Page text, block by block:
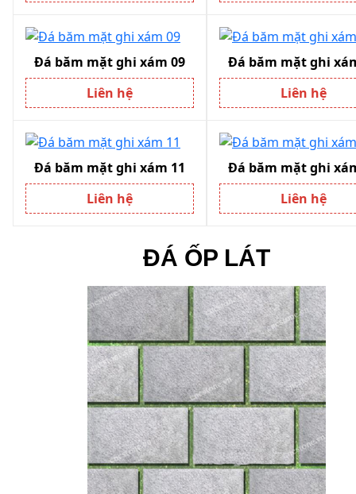
Đá băm mặt ghi xám 09
Liên hệ
Đá băm mặt ghi
Liên hệ
Đá băm mặt ghi xám 11
Liên hệ
Đá băm mặt ghi
Liên hệ
ĐÁ ỐP LÁT